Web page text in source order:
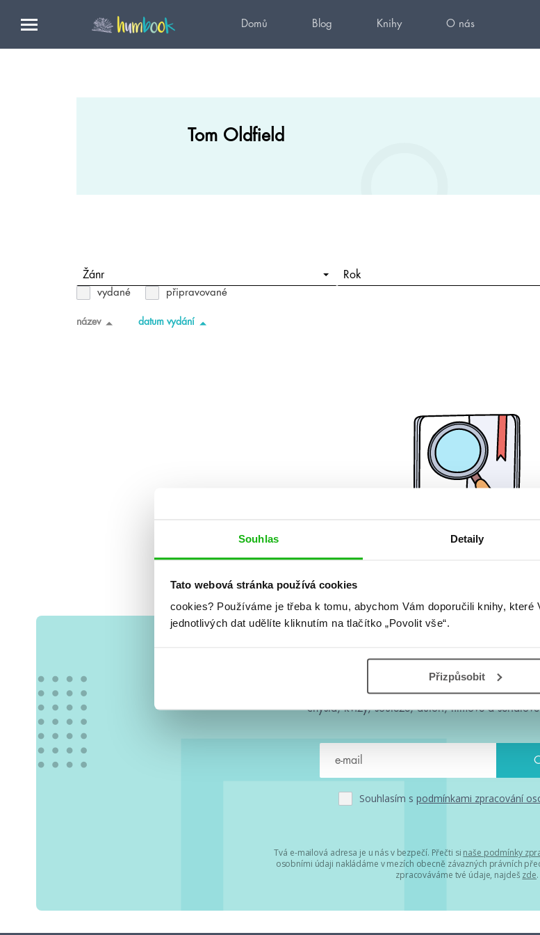
Souhlas Detaily
Tato webová stránka používá cookies
cookies? Používáme je třeba k tomu, abychom Vám doporučili knihy, které
jednotlivých dat udělíte kliknutím na tlačítko „Povolit vše“.
Přizpůsobit
Domů Blog Knihy O nás
Tom Oldfield
Žánr Rok
vydané připravované
název datum vydání
Vše kolem #youngadult každý měsíc rovnou do
chystá, kvízy, soutěže, autoři, filmové a
Souhlasím s podmínkami zpracování
Tvá e-mailová adresa je u nás v bezpečí. Přečti si naše podmínky
osobními údaji nakládáme v mezích obecně závazných právních
zpracováváme tvé údaje, najdeš zde.